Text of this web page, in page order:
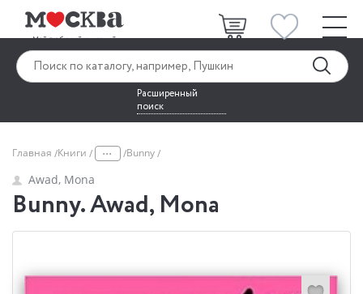
Расширенный
поиск
Главная Книги ... Bunny
Awad, Mona
Bunny. Awad, Mona